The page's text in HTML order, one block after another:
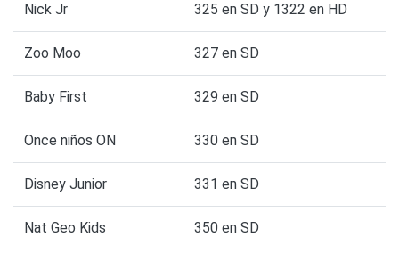
Nick Jr 325 en SD y 1322 en HD
Zoo Moo 327 en SD
Baby First 329 en SD
Once niños ON 330 en SD
Disney Junior 331 en SD
Nat Geo Kids 350 en SD